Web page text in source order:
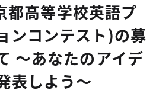
都高等学校英語プ
ンコンテスト)の募
～あなたのアイデ
表しよう～